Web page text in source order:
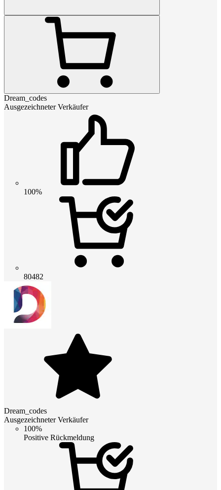
Dream_codes
Ausgezeichneter Verkäufer
100%
80482
Dream_codes
Ausgezeichneter Verkäufer
100%
Positive Rückmeldung